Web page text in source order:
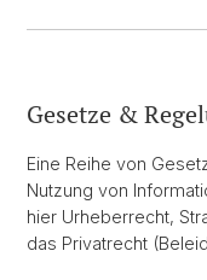
Gesetze &
Eine Reihe von
Nutzung von
hier Urheberrecht,
das Privatrecht